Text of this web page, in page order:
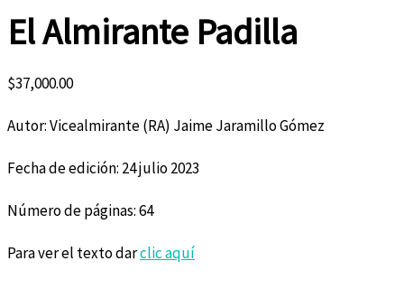
El Almirante Padilla
$37,000.00
Autor: Vicealmirante (RA) Jaime Jaramillo Gómez
Fecha de edición: 24 julio 2023
Número de páginas: 64
Para ver el texto darclic aquí